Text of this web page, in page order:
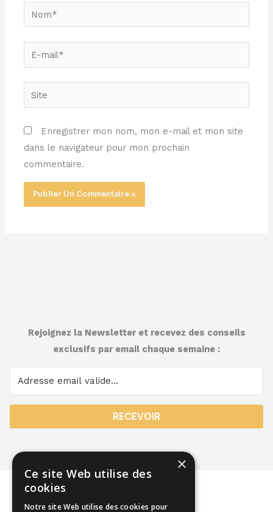
E-
mail*
Site
Enregistrer mon nom, mon e-mail et mon site
dans le navigateur pour mon prochain
commentaire.
Rejoignez la Newsletter et recevez des conseils
exclusifs par email chaque semaine :
RECEVOIR
×
Ce site Web utilise des
cookies
Notre site Web utilise des cookies pour